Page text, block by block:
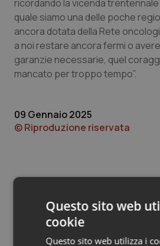
Veneto
Oncoematologia
Oncologia & Nutrizione
Psoriasi & pelle
Quotidiano Chirurgia
Quotidiano Pediatria
Rene & patologie
ricordando la vicenda
quale siamo una delle poche
ancora dotata della Rete
a noi restare ancora fermi o
garanzie necessarie, quel
mancato per troppo tempo”.
09 Gennaio 2025
© Riproduzione riservata
Potrebbe
Questo sito web
cookie
Questo sito web utilizza i